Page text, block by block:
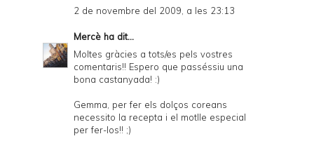
2 de novembre del 2009, a les 23:13
Mercè ha dit...
Moltes gràcies a tots/es pels vostres
comentaris!! Espero que passéssiu una
bona castanyada! :)
Gemma, per fer els dolços coreans
necessito la recepta i el motlle especial
per fer-los!! ;)